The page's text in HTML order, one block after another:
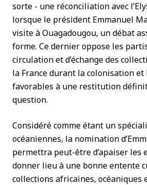
sorte - une réconciliation avec
lorsque le président Emmanuel
visite à Ouagadougou, un débat
forme. Ce dernier oppose les
circulation et d’échange des
la France durant la colonisation
favorables à une restitution
question.
Considéré comme étant un
océaniennes, la nomination
permettra peut-être d’apaiser les
donner lieu à une bonne entente
collections africaines, océaniques